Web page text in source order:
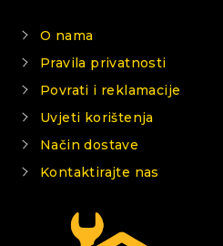
O nama
Pravila privatnosti
Povrati i reklamacije
Uvjeti korištenja
Način dostave
Kontaktirajte nas